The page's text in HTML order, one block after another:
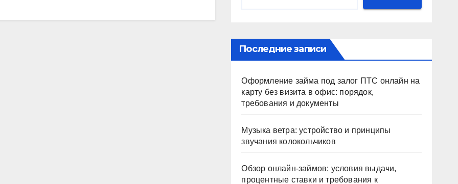
Последние записи
Оформление займа под залог ПТС онлайн на
карту без визита в офис: порядок,
требования и документы
Музыка ветра: устройство и принципы
звучания колокольчиков
Обзор онлайн-займов: условия выдачи,
процентные ставки и требования к